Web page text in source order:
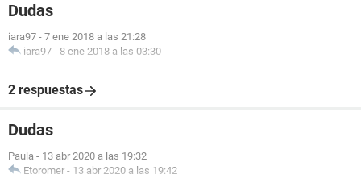
Dudas
iara97 - 7 ene 2018 a las 21:28
iara97 - 8 ene 2018 a las 03:30
2 respuestas
Dudas
Paula - 13 abr 2020 a las 19:32
Etoromer - 13 abr 2020 a las 19:42